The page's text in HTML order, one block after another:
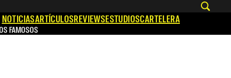
NOTICIASARTÍCULOSREVIEWSESTUDIOSCARTELERA
FAMOSOS